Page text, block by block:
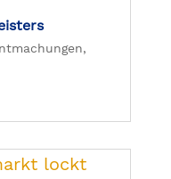
,